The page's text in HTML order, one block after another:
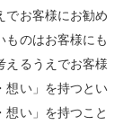
でお客様にお勧め
ものはお客様にも
えるうえでお客様
想い」を持つとい
想い」を持つこと